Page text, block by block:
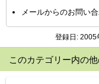
メールからのお問い
登録日: 2005
このカテゴリー内の